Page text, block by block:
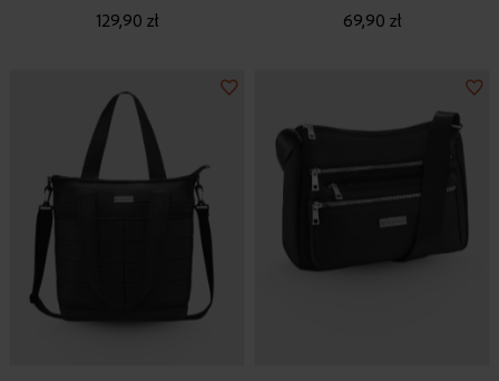
129,90 zł RAMIĘ
69,90 zł
Dodaj
życzeń